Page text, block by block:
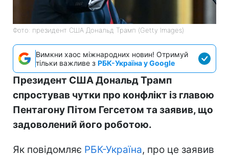
Фото: президент США Дональд Трамп (Getty Images)
Вимкни хаос міжнародних новин! Отримуй
тільки важливе з РБК-Україна у Google
Президент США Дональд Трамп
спростував чутки про конфлікт із главою
Пентагону Пітом Гегсетом та заявив, що
задоволений його роботою.
Як повідомляє РБК-Україна, про це заявив